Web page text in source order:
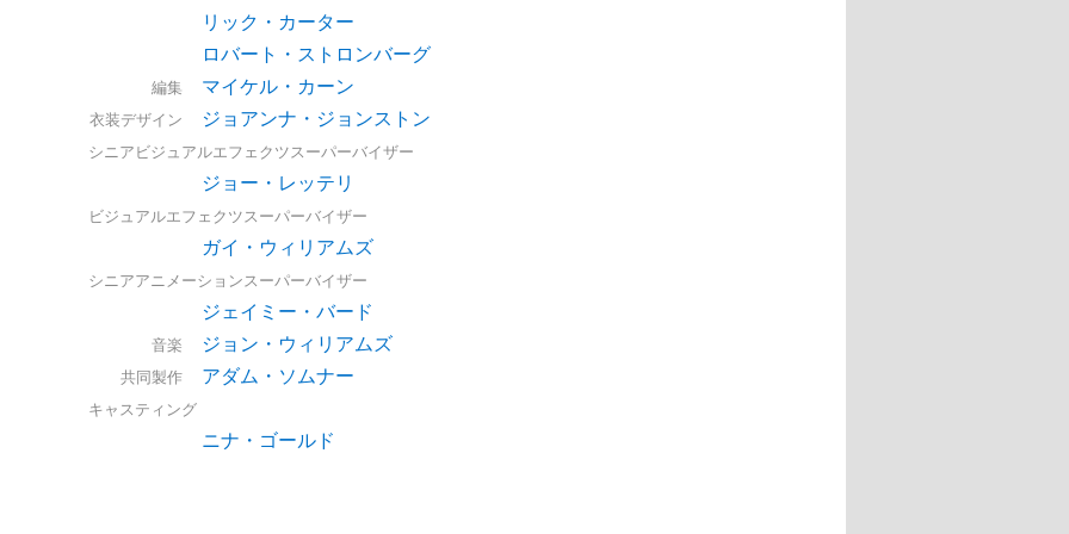
リック・カーター
ロバート・ストロンバーグ
編集 マイケル・カーン
衣装デザイン ジョアンナ・ジョンストン
シニアビジュアルエフェクツスーパーバイザー
ジョー・レッテリ
ビジュアルエフェクツスーパーバイザー
ガイ・ウィリアムズ
シニアアニメーションスーパーバイザー
ジェイミー・バード
音楽 ジョン・ウィリアムズ
共同製作 アダム・ソムナー
キャスティング
ニナ・ゴールド